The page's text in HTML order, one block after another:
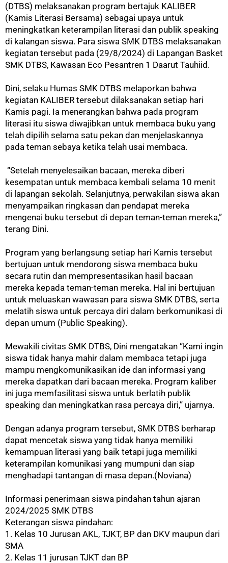
(DTBS) melaksanakan program bertajuk KALIBER
(Kamis Literasi Bersama) sebagai upaya untuk
meningkatkan keterampilan literasi dan publik speaking
di kalangan siswa. Para siswa SMK DTBS melaksanakan
kegiatan tersebut pada (29/8/2024) di Lapangan Basket
SMK DTBS, Kawasan Eco Pesantren 1 Daarut Tauhiid.
Dini, selaku Humas SMK DTBS melaporkan bahwa
kegiatan KALIBER tersebut dilaksanakan setiap hari
Kamis pagi. Ia menerangkan bahwa pada program
literasi itu siswa diwajibkan untuk membaca buku yang
telah dipilih selama satu pekan dan menjelaskannya
pada teman sebaya ketika telah usai membaca.
“Setelah menyelesaikan bacaan, mereka diberi
kesempatan untuk membaca kembali selama 10 menit
di lapangan sekolah. Selanjutnya, perwakilan siswa akan
menyampaikan ringkasan dan pendapat mereka
mengenai buku tersebut di depan teman-teman mereka,”
terang Dini.
Program yang berlangsung setiap hari Kamis tersebut
bertujuan untuk mendorong siswa membaca buku
secara rutin dan mempresentasikan hasil bacaan
mereka kepada teman-teman mereka. Hal ini bertujuan
untuk meluaskan wawasan para siswa SMK DTBS, serta
melatih siswa untuk percaya diri dalam berkomunikasi di
depan umum (Public Speaking).
Mewakili civitas SMK DTBS, Dini mengatakan “Kami ingin
siswa tidak hanya mahir dalam membaca tetapi juga
mampu mengkomunikasikan ide dan informasi yang
mereka dapatkan dari bacaan mereka. Program kaliber
ini juga memfasilitasi siswa untuk berlatih publik
speaking dan meningkatkan rasa percaya diri,” ujarnya.
Dengan adanya program tersebut, SMK DTBS berharap
dapat mencetak siswa yang tidak hanya memiliki
kemampuan literasi yang baik tetapi juga memiliki
keterampilan komunikasi yang mumpuni dan siap
menghadapi tantangan di masa depan.(Noviana)
Informasi penerimaan siswa pindahan tahun ajaran
2024/2025 SMK DTBS
Keterangan siswa pindahan:
1. Kelas 10 Jurusan AKL, TJKT, BP dan DKV maupun dari
SMA
2. Kelas 11 jurusan TJKT dan BP